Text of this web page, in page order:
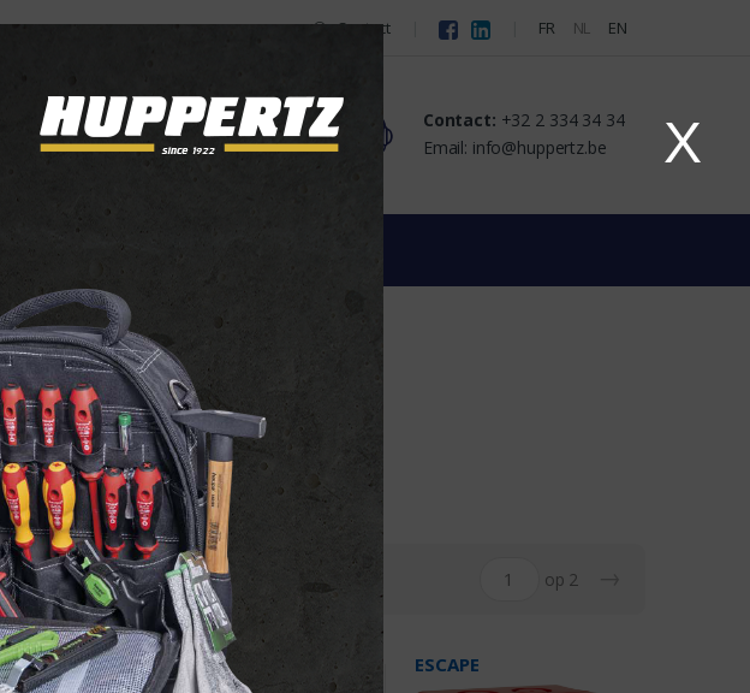
X
Contact FR NL EN
Downloads Contact
Contact: +32 2 334 34 34
Email: info@huppertz.be
op 2
AUTOMAX ESCAPE